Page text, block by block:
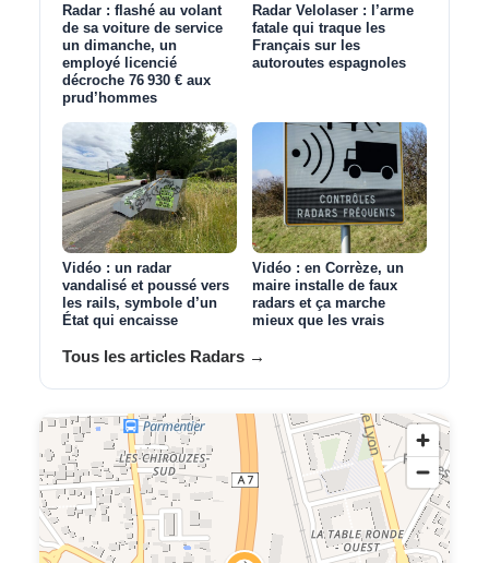
Radar : flashé au volant
de sa voiture de service
un dimanche, un
employé licencié
décroche 76 930 € aux
prud’hommes
Radar Velolaser : l’arme
fatale qui traque les
Français sur les
autoroutes espagnoles
Vidéo : un radar
vandalisé et poussé vers
les rails, symbole d’un
État qui encaisse
Vidéo : en Corrèze, un
maire installe de faux
radars et ça marche
mieux que les vrais
Tous les articles Radars →